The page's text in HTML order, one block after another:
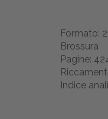
Formato:
Brossura
Pagine:
Indice